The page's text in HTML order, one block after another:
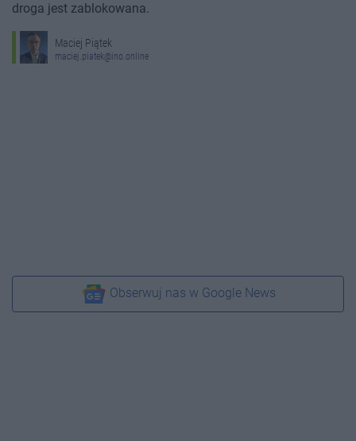
droga jest zablokowana.
Maciej Piątek
maciej.piatek@ino.online
Obserwuj nas w Google News